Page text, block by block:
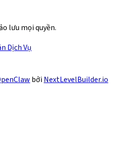
lưu mọi quyền.
Dịch Vụ
bởiNextLevelBuilder.io